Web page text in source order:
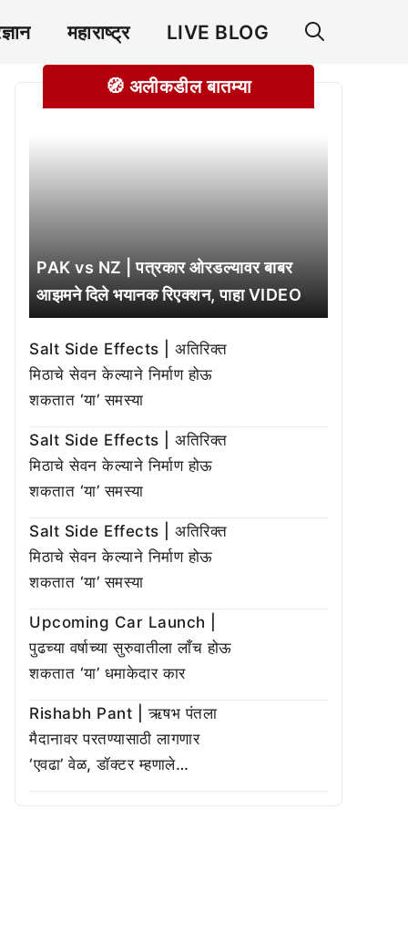
महाराष्ट्र LIVE BLOG
🧭 अलीकडील बातम्या
PAK vs NZ | पत्रकार ओरडल्यावर बाबर
आझमने दिले भयानक रिएक्शन, पाहा VIDEO
Salt Side Effects | अतिरिक्त
मिठाचे सेवन केल्याने निर्माण होऊ
शकतात ‘या’ समस्या
Salt Side Effects | अतिरिक्त
मिठाचे सेवन केल्याने निर्माण होऊ
शकतात ‘या’ समस्या
Salt Side Effects | अतिरिक्त
मिठाचे सेवन केल्याने निर्माण होऊ
शकतात ‘या’ समस्या
Upcoming Car Launch |
पुढच्या वर्षाच्या सुरुवातीला लाँच होऊ
शकतात ‘या’ धमाकेदार कार
Rishabh Pant | ऋषभ पंतला
मैदानावर परतण्यासाठी लागणार
‘एवढा’ वेळ, डॉक्टर म्हणाले…